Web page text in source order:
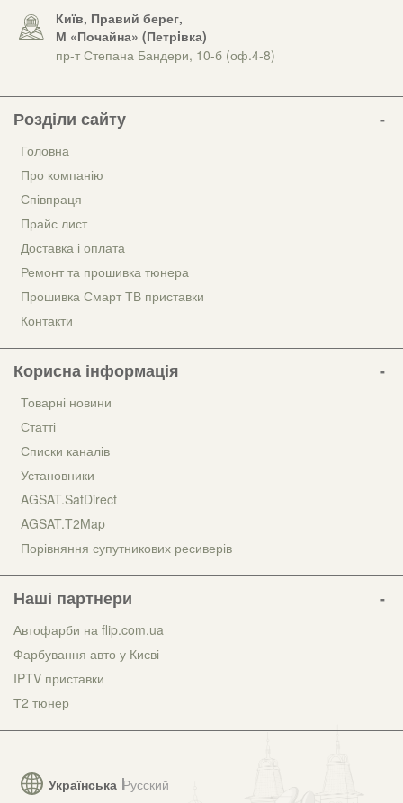
Київ, Правий берег,
М «Почайна» (Петрiвка)
пр-т Степана Бандери, 10-б (оф.4-8)
Українська Русский
Розділи сайту
Головна
Про компанію
Співпраця
Прайс лист
Доставка і оплата
Ремонт та прошивка тюнера
Прошивка Смарт ТВ приставки
Контакти
Корисна інформація
Товарні новини
Статті
Списки каналів
Установники
AGSAT.SatDirect
AGSAT.T2Map
Порівняння супутникових ресиверів
Наші партнери
Автофарби на flip.com.ua
Фарбування авто у Києві
IPTV приставки
Т2 тюнер